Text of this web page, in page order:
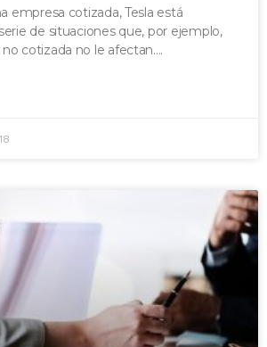
empresa cotizada, Tesla está
de situaciones que, por ejemplo,
cotizada no le afectan.